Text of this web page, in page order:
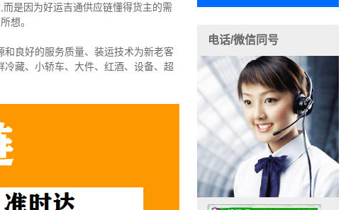
是因为好运吉通供应链懂得货主的需
想。
良好的服务质量、装运技术为新老客
藏、小轿车、大件、红酒、设备、超
电话/微信同号